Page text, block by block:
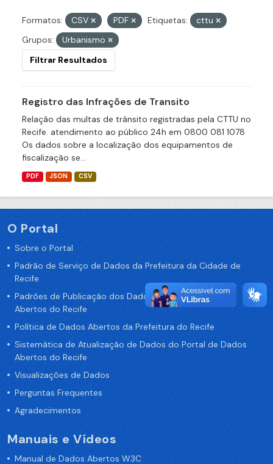
Formatos: CSV PDF Etiquetas:
cttu
Grupos:
Urbanismo
Filtrar Resultados
Registro das Infrações de Transito
Relação das multas de trânsito registradas pela CTTU no
Recife. atendimento ao público 24h em 0800 081 1078
Os dados sobre a localização dos equipamentos de
fiscalização se...
PDF JSON CSV
O Portal
Sobre o Portal
Padrão de Serviço de Dados da Prefeitura da Cidade de
Recife
Padrões de Publicação dos Dados no Portal de Dados
Abertos do Recife
Política de Dados Abertos da Prefeitura do Recife
Sistemática de Atualização de Dados do Portal de Dados
Abertos do Recife
Visualizações de Dados
Perguntas Frequentes
Agradecimentos
Manuais e Vídeos
Manual de Dados Abertos W3C